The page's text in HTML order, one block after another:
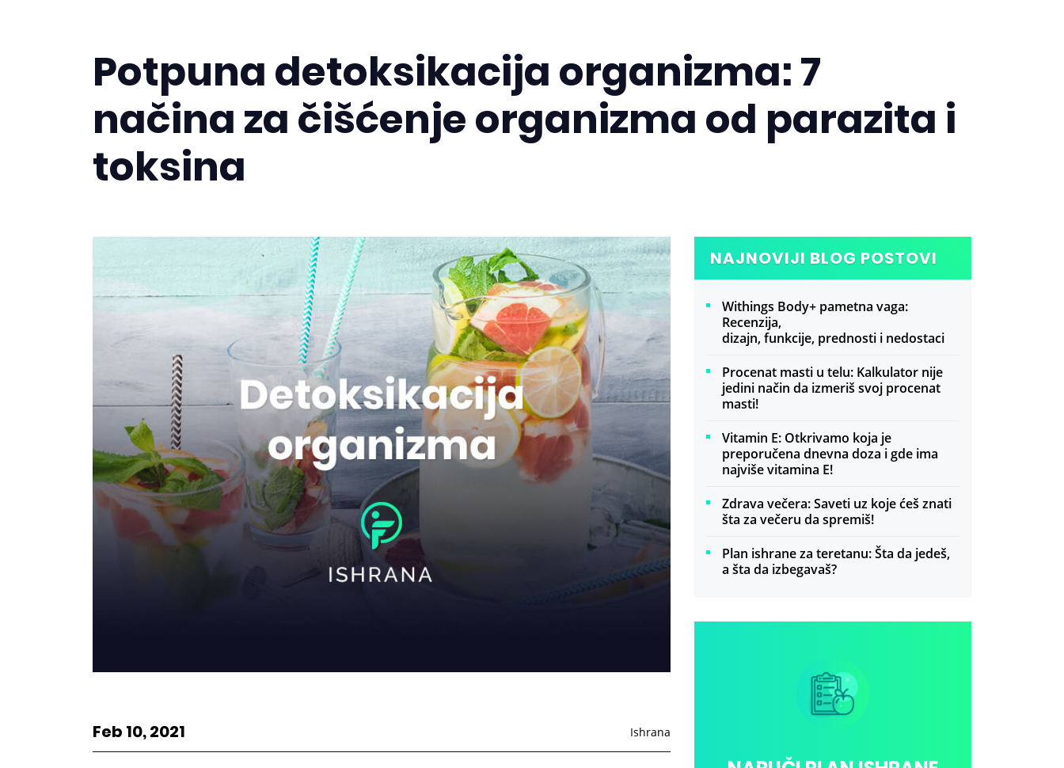
Potpuna detoksikacija organizma: 7
načina za čišćenje organizma od parazita i
toksina
Feb 10, 2021 Ishrana
NAJNOVIJI BLOG POSTOVI
Withings Body+ pametna vaga:
Recenzija,
dizajn, funkcije, prednosti i nedostaci
Procenat masti u telu: Kalkulator nije
jedini način da izmeriš svoj procenat
masti!
Vitamin E: Otkrivamo koja je
preporučena dnevna doza i gde ima
najviše vitamina E!
Zdrava večera: Saveti uz koje ćeš znati
šta za večeru da spremiš!
Plan ishrane za teretanu: Šta da jedeš,
a šta da izbegavaš?